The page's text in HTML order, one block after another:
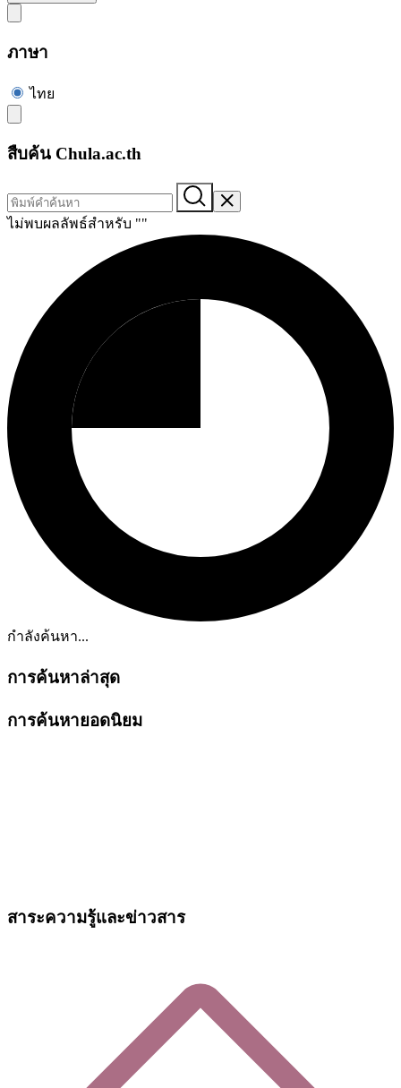
ภาษา
ไทย
สืบค้น Chula.ac.th
ไม่พบผลลัพธ์สำหรับ ""
กำลังค้นหา...
การค้นหาล่าสุด
การค้นหายอดนิยม
สาระความรู้และข่าวสาร